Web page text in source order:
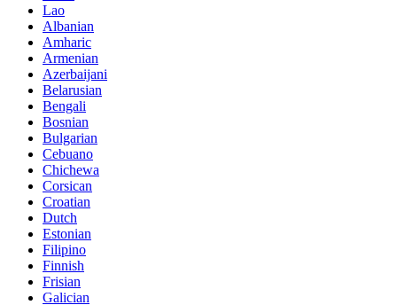
Lao
Albanian
Amharic
Armenian
Azerbaijani
Belarusian
Bengali
Bosnian
Bulgarian
Cebuano
Chichewa
Corsican
Croatian
Dutch
Estonian
Filipino
Finnish
Frisian
Galician